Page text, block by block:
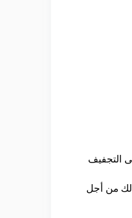
التجفيف
خلال إستخدام أطراف الأصابع لمدة تصل إلى حوالى 5 دقائق و ذلك من أجل